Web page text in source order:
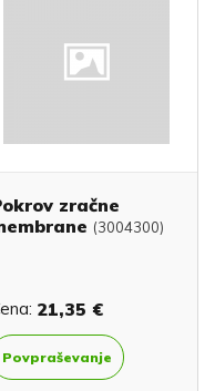
zračne
(3004300)
21,35 €
Povpraševanje